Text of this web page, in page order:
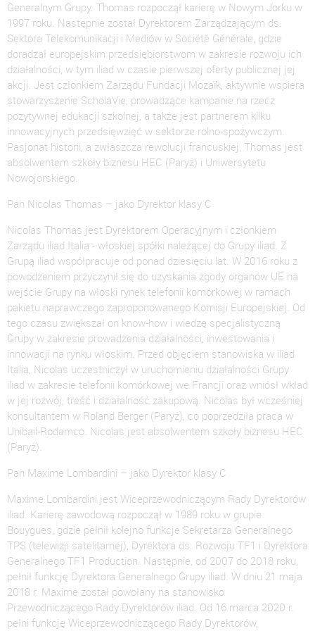
Generalnym Grupy. Thomas rozpoczął karierę w Nowym Jorku w
1997 roku. Następnie został Dyrektorem Zarządzającym ds.
Sektora Telekomunikacji i Mediów w Société Générale, gdzie
doradzał europejskim przedsiębiorstwom w zakresie rozwoju ich
działalności, w tym iliad w czasie pierwszej oferty publicznej jej
akcji. Jest członkiem Zarządu Fundacji Mozaïk, aktywnie wspiera
stowarzyszenie ScholaVie, prowadzące kampanie na rzecz
pozytywnej edukacji szkolnej, a także jest partnerem kilku
innowacyjnych przedsięwzięć w sektorze rolno-spożywczym.
Pasjonat historii, a zwłaszcza rewolucji francuskiej, Thomas jest
absolwentem szkoły biznesu HEC (Paryż) i Uniwersytetu
Nowojorskiego.
Pan Nicolas Thomas – jako Dyrektor klasy C
Nicolas Thomas jest Dyrektorem Operacyjnym i członkiem
Zarządu iliad Italia - włoskiej spółki należącej do Grupy iliad. Z
Grupą iliad współpracuje od ponad dziesięciu lat. W 2016 roku z
powodzeniem przyczynił się do uzyskania zgody organów UE na
wejście Grupy na włoski rynek telefonii komórkowej w ramach
pakietu naprawczego zaproponowanego Komisji Europejskiej. Od
tego czasu zwiększał on know-how i wiedzę specjalistyczną
Grupy w zakresie prowadzenia działalności, inwestowania i
innowacji na rynku włoskim. Przed objęciem stanowiska w iliad
Italia, Nicolas uczestniczył w uruchomieniu działalności Grupy
iliad w zakresie telefonii komórkowej we Francji oraz wniósł wkład
w jej rozwój, treść i działalność zakupową. Nicolas był wcześniej
konsultantem w Roland Berger (Paryż), co poprzedziła praca w
Unibail-Rodamco. Nicolas jest absolwentem szkoły biznesu HEC
(Paryż).
Pan Maxime Lombardini – jako Dyrektor klasy C
Maxime Lombardini jest Wiceprzewodniczącym Rady Dyrektorów
iliad. Karierę zawodową rozpoczął w 1989 roku w grupie
Bouygues, gdzie pełnił kolejno funkcje Sekretarza Generalnego
TPS (telewizji satelitarnej), Dyrektora ds. Rozwoju TF1 i Dyrektora
Generalnego TF1 Production. Następnie, od 2007 do 2018 roku,
pełnił funkcję Dyrektora Generalnego Grupy iliad. W dniu 21 maja
2018 r. Maxime został powołany na stanowisko
Przewodniczącego Rady Dyrektorów iliad. Od 16 marca 2020 r.
pełni funkcję Wiceprzewodniczącego Rady Dyrektorów,